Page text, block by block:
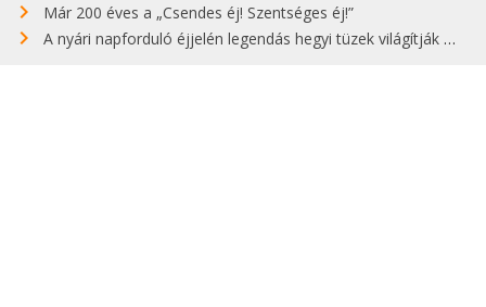
Már 200 éves a „Csendes éj! Szentséges éj!”
A nyári napforduló éjjelén legendás hegyi tüzek világítják meg Zugspitzét